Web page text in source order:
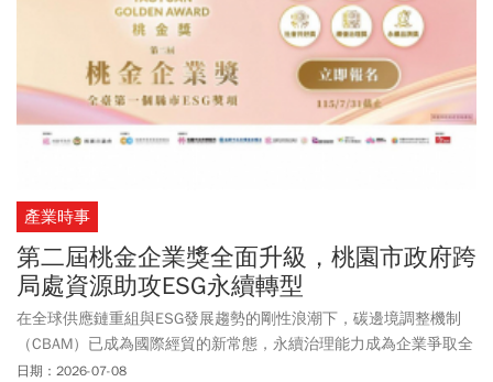
產業時事
第二屆桃金企業獎全面升級，桃園市政府跨
局處資源助攻ESG永續轉型
在全球供應鏈重組與ESG發展趨勢的剛性浪潮下，碳邊境調整機制
（CBAM）已成為國際經貿的新常態，永續治理能力成為企業爭取全
球訂單的關鍵通行證。桃園作為臺灣產業發展的重要引擎，高密度
日期：2026-07-08